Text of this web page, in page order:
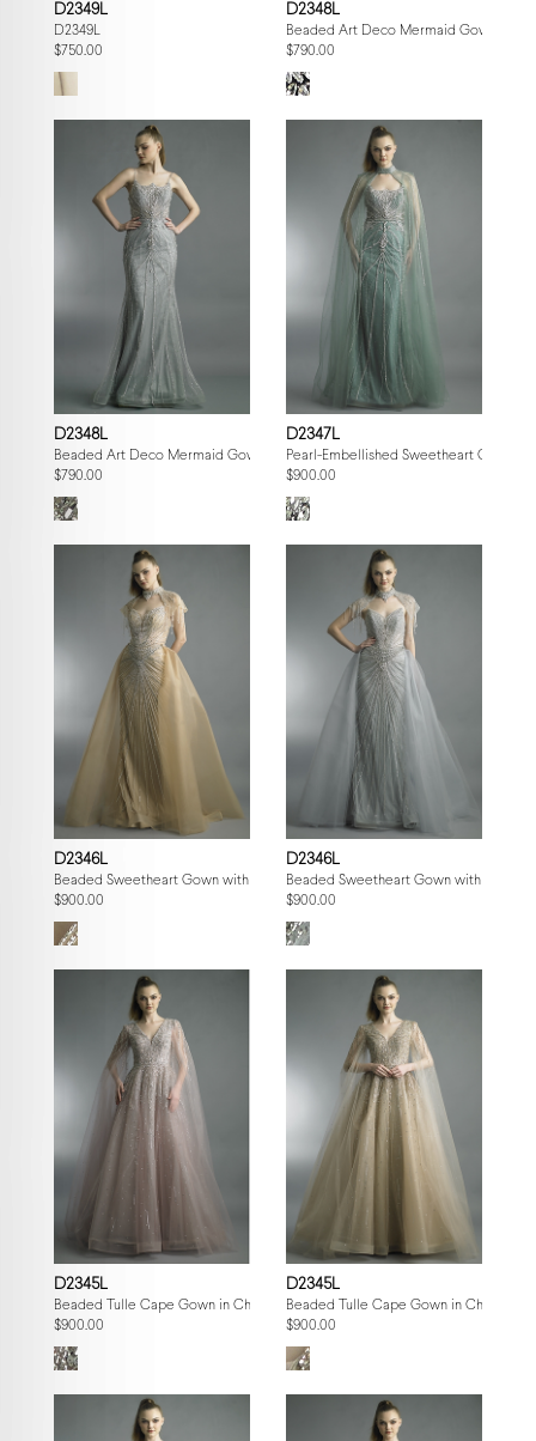
D2349L
D2349L
$750.00
D2348L
Beaded Art Deco Mermaid Gown
$790.00
D2348L
Beaded Art Deco Mermaid Gown
$790.00
D2347L
Pearl-Embellished Sweetheart Gown
$900.00
D2346L
Beaded Sweetheart Gown with Fringe Capelet
$900.00
D2346L
Beaded Sweetheart Gown with Fringe
$900.00
D2345L
Beaded Tulle Cape Gown in Champagne
$900.00
D2345L
Beaded Tulle Cape Gown in
$900.00